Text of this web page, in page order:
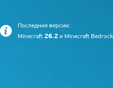
Последние версии:
Minecraft 26.2 и Minecraft Bedrock